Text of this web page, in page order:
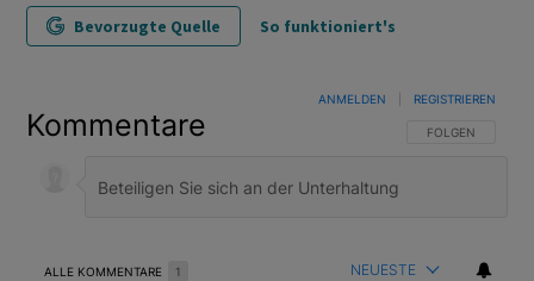
Bevorzugte Quelle So funktioniert's
Kommentare FOLGE DIESER
FOLGEN
ANMELDEN REGISTRIEREN
ALLE KOMMENTARE 1 NEUESTE